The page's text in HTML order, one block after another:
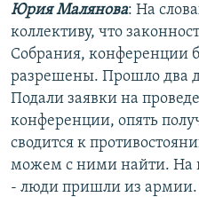
Юрия Малянова: На
коллективу, что
Собрания, конференции
разрешены. Прошло два
Подали заявки на
конференции, опять
сводится к
можем с ними найти. На
- люди пришли из армии.